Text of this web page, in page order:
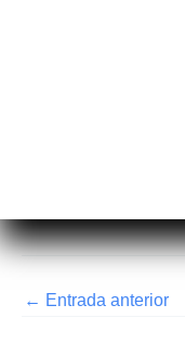
← Entrada anterior